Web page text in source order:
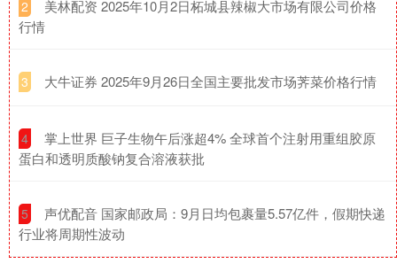
2
​美林配资 2025年10月2日柘城县辣椒大市场有限公司价格
行情
3 ​大牛证券 2025年9月26日全国主要批发市场荠菜价格行情
4
​掌上世界 巨子生物午后涨超4% 全球首个注射用重组胶原
蛋白和透明质酸钠复合溶液获批
5
​声优配音 国家邮政局：9月日均包裹量5.57亿件，假期快递
行业将周期性波动